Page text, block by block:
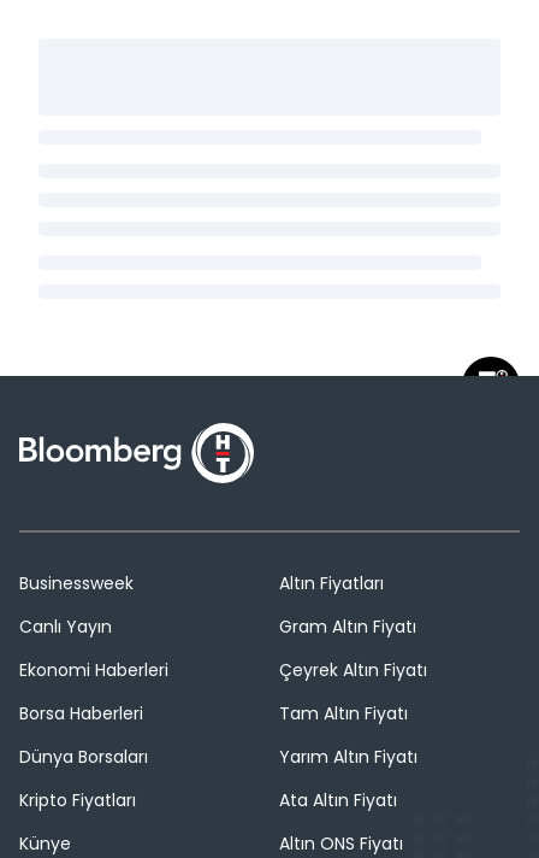
Businessweek
Canlı Yayın
Ekonomi Haberleri
Borsa Haberleri
Dünya Borsaları
Kripto Fiyatları
Künye
Altın Fiyatları
Gram Altın Fiyatı
Çeyrek Altın Fiyatı
Tam Altın Fiyatı
Yarım Altın Fiyatı
Ata Altın Fiyatı
Altın ONS Fiyatı